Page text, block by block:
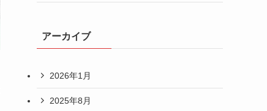
アーカイブ
2026年1月
2025年8月